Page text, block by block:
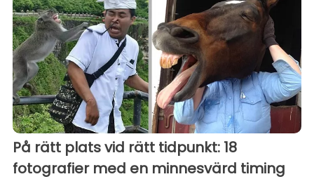
På rätt plats vid rätt tidpunkt: 18
fotografier med en minnesvärd timing